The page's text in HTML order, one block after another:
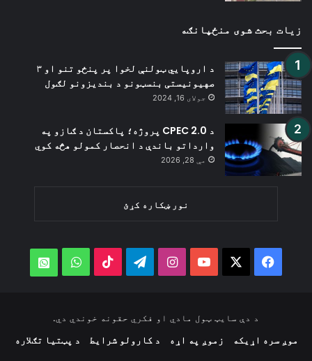
زیات بحث شوی منځپانګه
د اروپايي ټولنې لخوا پر پنځو تنو او ۳
صهیونیستی بنسټونو د بندیزونو لګول
جولای 16, 2024
د CPEC 2.0 پروژه؛ پاکستان د ګازو په
وارداتو باندې د انحصار کمولو هڅه کوي
مې 28, 2026
نور ښکاره کړئ
Facebook
YouTube
Instagram
Telegram
TikTok
WhatsApp
د دې سایټ ټول مادي او فکري حقونه خوندي دي.
موږ سره اړیکه زموږ په اړه د کارولو شرایط د پټتیا تګلاره